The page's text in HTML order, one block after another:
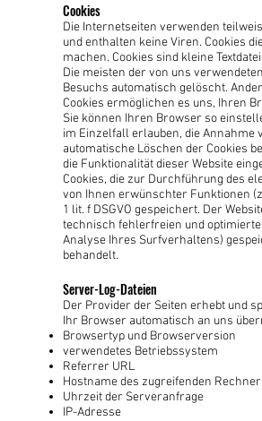
Cookies
Die Internetseiten verwenden
und enthalten keine Viren. Cookies
machen. Cookies sind kleine
Die meisten der von uns
Besuchs automatisch gelöscht.
Cookies ermöglichen es uns, Ihren
Sie können Ihren Browser so
im Einzelfall erlauben, die Annahme
automatische Löschen der Cookies
die Funktionalität dieser Website
Cookies, die zur Durchführung des
von Ihnen erwünschter Funktionen
1 lit. f DSGVO gespeichert. Der
technisch fehlerfreien und
Analyse Ihres Surfverhaltens)
behandelt.
Server-Log-Dateien
Der Provider der Seiten erhebt und
Ihr Browser automatisch an uns
Browsertyp und Browserversion
verwendetes Betriebssystem
Referrer URL
Hostname des zugreifenden
Uhrzeit der Serveranfrage
IP-Adresse